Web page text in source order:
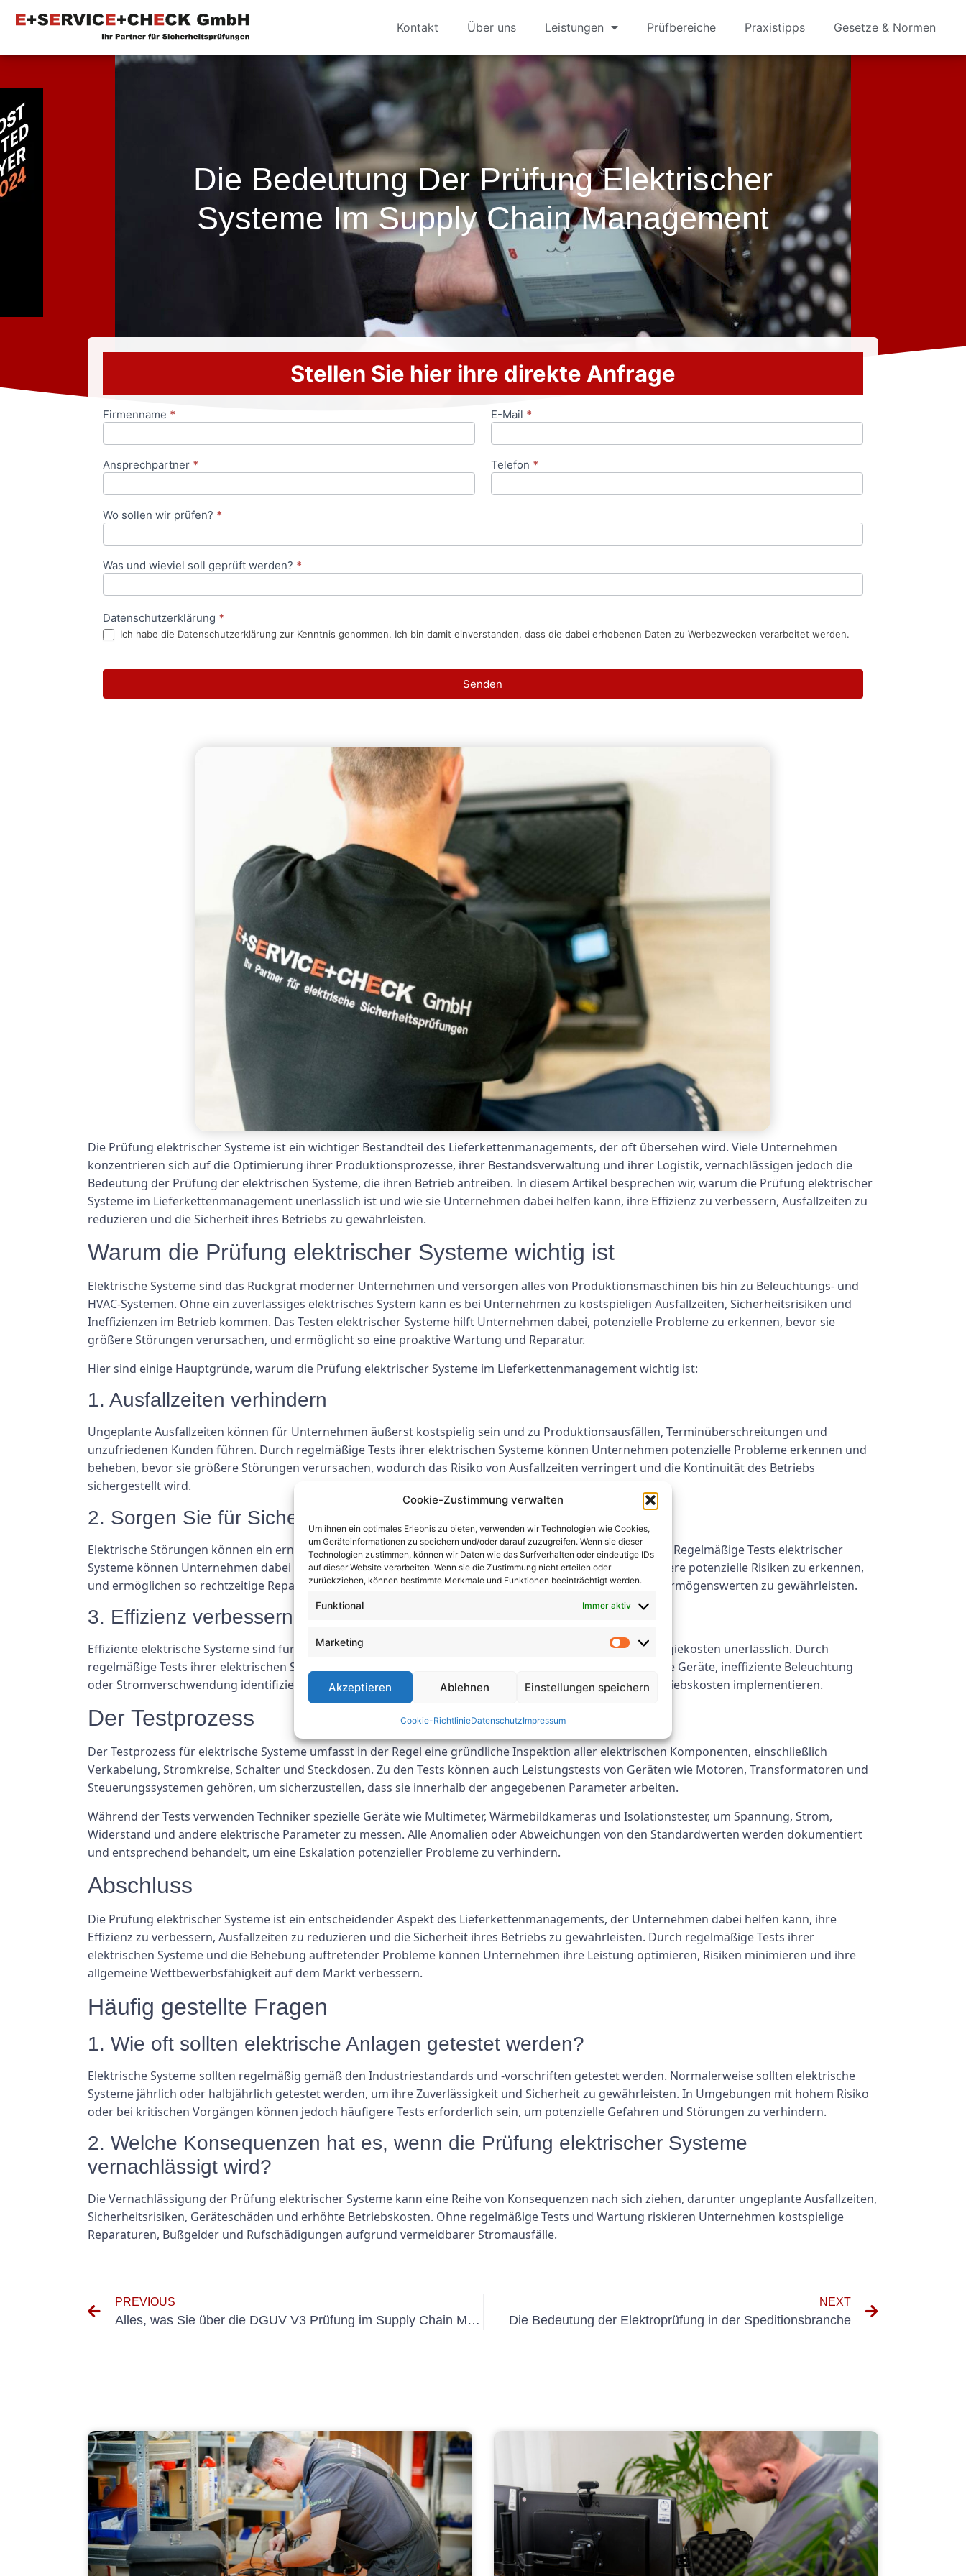
Cookie-Zustimmung verwalten
Um ihnen ein optimales Erlebnis zu bieten, verwenden wir Technologien wie Cookies,
um Geräteinformationen zu speichern und/oder darauf zuzugreifen. Wenn sie dieser
Technologien zustimmen, können wir Daten wie das Surfverhalten oder eindeutige IDs
auf dieser Website verarbeiten. Wenn sie die Zustimmung nicht erteilen oder
zurückziehen, können bestimmte Merkmale und Funktionen beeinträchtigt werden.
Funktional Immer aktiv
Marketing
Akzeptieren Ablehnen Einstellungen speichern
Cookie-RichtlinieDatenschutzImpressum
Kontakt Über uns Leistungen Prüfbereiche Praxistipps Gesetze & Normen
Die Bedeutung Der Prüfung Elektrischer
Systeme Im Supply Chain Management
Stellen Sie hier ihre direkte Anfrage
Anfrageformular
Firmenname * E-Mail *
Ansprechpartner * Telefon *
Wo sollen wir prüfen? *
Was und wieviel soll geprüft werden? *
Datenschutzerklärung *
Ich habe die Datenschutzerklärung zur Kenntnis genommen. Ich bin damit einverstanden, dass die dabei erhobenen Daten zu Werbezwecken verarbeitet werden.
Senden
Die Prüfung elektrischer Systeme ist ein wichtiger Bestandteil des Lieferkettenmanagements, der oft übersehen wird. Viele Unternehmen
konzentrieren sich auf die Optimierung ihrer Produktionsprozesse, ihrer Bestandsverwaltung und ihrer Logistik, vernachlässigen jedoch die
Bedeutung der Prüfung der elektrischen Systeme, die ihren Betrieb antreiben. In diesem Artikel besprechen wir, warum die Prüfung elektrischer
Systeme im Lieferkettenmanagement unerlässlich ist und wie sie Unternehmen dabei helfen kann, ihre Effizienz zu verbessern, Ausfallzeiten zu
reduzieren und die Sicherheit ihres Betriebs zu gewährleisten.
Warum die Prüfung elektrischer Systeme wichtig ist
Elektrische Systeme sind das Rückgrat moderner Unternehmen und versorgen alles von Produktionsmaschinen bis hin zu Beleuchtungs- und
HVAC-Systemen. Ohne ein zuverlässiges elektrisches System kann es bei Unternehmen zu kostspieligen Ausfallzeiten, Sicherheitsrisiken und
Ineffizienzen im Betrieb kommen. Das Testen elektrischer Systeme hilft Unternehmen dabei, potenzielle Probleme zu erkennen, bevor sie
größere Störungen verursachen, und ermöglicht so eine proaktive Wartung und Reparatur.
Hier sind einige Hauptgründe, warum die Prüfung elektrischer Systeme im Lieferkettenmanagement wichtig ist:
1. Ausfallzeiten verhindern
Ungeplante Ausfallzeiten können für Unternehmen äußerst kostspielig sein und zu Produktionsausfällen, Terminüberschreitungen und
unzufriedenen Kunden führen. Durch regelmäßige Tests ihrer elektrischen Systeme können Unternehmen potenzielle Probleme erkennen und
beheben, bevor sie größere Störungen verursachen, wodurch das Risiko von Ausfallzeiten verringert und die Kontinuität des Betriebs
sichergestellt wird.
2. Sorgen Sie für Sicherheit
Elektrische Störungen können ein ernstes Sicherheitsrisiko für Mitarbeiter und den Arbeitsplatz darstellen. Regelmäßige Tests elektrischer
Systeme können Unternehmen dabei helfen, fehlerhafte Verkabelungen, überlastete Stromkreise und andere potenzielle Risiken zu erkennen,
und ermöglichen so rechtzeitige Reparaturen und Verbesserungen, um die Sicherheit von Personal und Vermögenswerten zu gewährleisten.
3. Effizienz verbessern
Effiziente elektrische Systeme sind für die Optimierung der Betriebsleistung und die Reduzierung der Energiekosten unerlässlich. Durch
regelmäßige Tests ihrer elektrischen Systeme können Unternehmen Verbesserungspotenziale wie veraltete Geräte, ineffiziente Beleuchtung
oder Stromverschwendung identifizieren und Lösungen zur Steigerung der Effizienz und Senkung der Betriebskosten implementieren.
Der Testprozess
Der Testprozess für elektrische Systeme umfasst in der Regel eine gründliche Inspektion aller elektrischen Komponenten, einschließlich
Verkabelung, Stromkreise, Schalter und Steckdosen. Zu den Tests können auch Leistungstests von Geräten wie Motoren, Transformatoren und
Steuerungssystemen gehören, um sicherzustellen, dass sie innerhalb der angegebenen Parameter arbeiten.
Während der Tests verwenden Techniker spezielle Geräte wie Multimeter, Wärmebildkameras und Isolationstester, um Spannung, Strom,
Widerstand und andere elektrische Parameter zu messen. Alle Anomalien oder Abweichungen von den Standardwerten werden dokumentiert
und entsprechend behandelt, um eine Eskalation potenzieller Probleme zu verhindern.
Abschluss
Die Prüfung elektrischer Systeme ist ein entscheidender Aspekt des Lieferkettenmanagements, der Unternehmen dabei helfen kann, ihre
Effizienz zu verbessern, Ausfallzeiten zu reduzieren und die Sicherheit ihres Betriebs zu gewährleisten. Durch regelmäßige Tests ihrer
elektrischen Systeme und die Behebung auftretender Probleme können Unternehmen ihre Leistung optimieren, Risiken minimieren und ihre
allgemeine Wettbewerbsfähigkeit auf dem Markt verbessern.
Häufig gestellte Fragen
1. Wie oft sollten elektrische Anlagen getestet werden?
Elektrische Systeme sollten regelmäßig gemäß den Industriestandards und -vorschriften getestet werden. Normalerweise sollten elektrische
Systeme jährlich oder halbjährlich getestet werden, um ihre Zuverlässigkeit und Sicherheit zu gewährleisten. In Umgebungen mit hohem Risiko
oder bei kritischen Vorgängen können jedoch häufigere Tests erforderlich sein, um potenzielle Gefahren und Störungen zu verhindern.
2. Welche Konsequenzen hat es, wenn die Prüfung elektrischer Systeme
vernachlässigt wird?
Die Vernachlässigung der Prüfung elektrischer Systeme kann eine Reihe von Konsequenzen nach sich ziehen, darunter ungeplante Ausfallzeiten,
Sicherheitsrisiken, Geräteschäden und erhöhte Betriebskosten. Ohne regelmäßige Tests und Wartung riskieren Unternehmen kostspielige
Reparaturen, Bußgelder und Rufschädigungen aufgrund vermeidbarer Stromausfälle.
PREVIOUS
Alles, was Sie über die DGUV V3 Prüfung im Supply Chain Management wissen müssen
NEXT
Die Bedeutung der Elektroprüfung in der Speditionsbranche